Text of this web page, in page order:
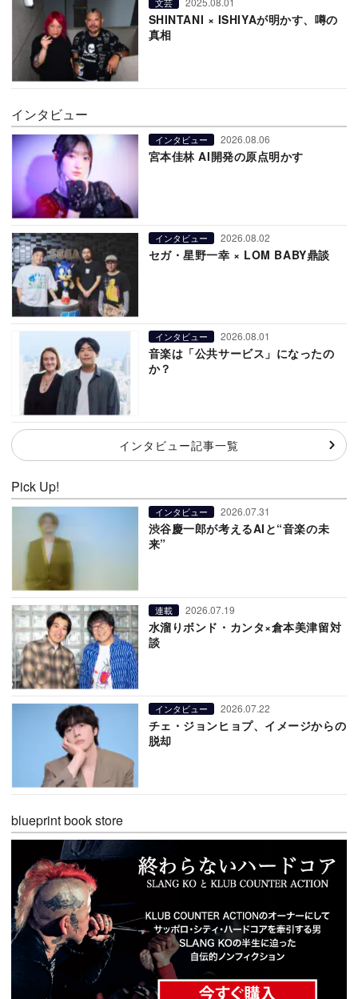
SHINTANI × ISHIYAが明かす、噂の
真相
インタビュー
インタビュー 2026.08.06
宮本佳林 AI開発の原点明かす
インタビュー 2026.08.02
セガ・星野一幸 × LOM BABY鼎談
インタビュー 2026.08.01
音楽は「公共サービス」になったの
か？
インタビュー記事一覧
Pick Up!
インタビュー 2026.07.31
渋谷慶一郎が考えるAIと“音楽の未
来”
連載 2026.07.19
水溜りボンド・カンタ×倉本美津留対
談
インタビュー 2026.07.22
チェ・ジョンヒョプ、イメージからの
脱却
blueprint book store